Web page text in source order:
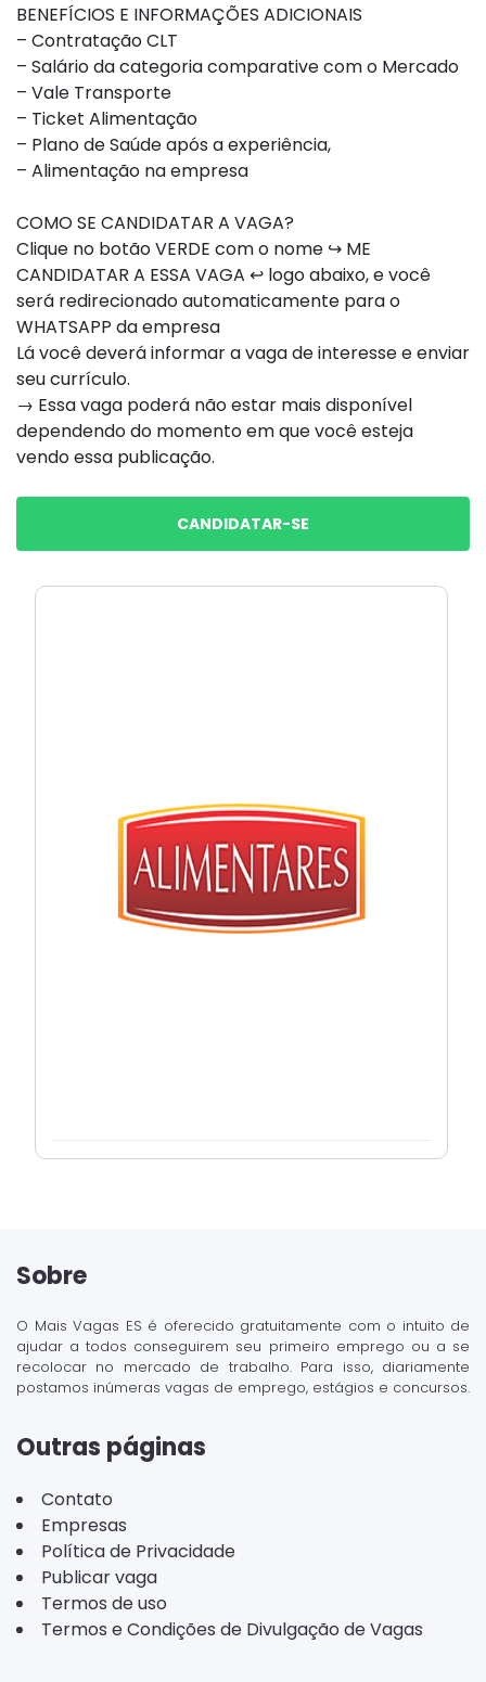
BENEFÍCIOS E INFORMAÇÕES ADICIONAIS
– Contratação CLT
– Salário da categoria comparative com o Mercado
– Vale Transporte
– Ticket Alimentação
– Plano de Saúde após a experiência,
– Alimentação na empresa
COMO SE CANDIDATAR A VAGA?
Clique no botão VERDE com o nome ↪ ME
CANDIDATAR A ESSA VAGA ↩ logo abaixo, e você
será redirecionado automaticamente para o
WHATSAPP da empresa
Lá você deverá informar a vaga de interesse e enviar
seu currículo.
→ Essa vaga poderá não estar mais disponível
dependendo do momento em que você esteja
vendo essa publicação.
CANDIDATAR-SE
Sobre
O Mais Vagas ES é oferecido gratuitamente com o intuito de
ajudar a todos conseguirem seu primeiro emprego ou a se
recolocar no mercado de trabalho. Para isso, diariamente
postamos inúmeras vagas de emprego, estágios e concursos.
Outras páginas
Contato
Empresas
Política de Privacidade
Publicar vaga
Termos de uso
Termos e Condições de Divulgação de Vagas